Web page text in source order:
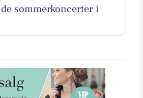
sommerkoncerter i